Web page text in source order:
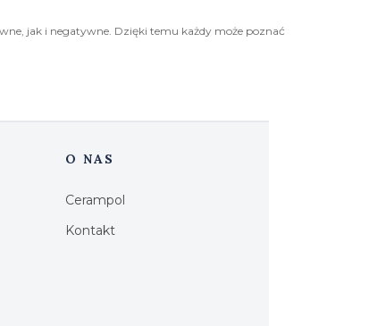
jak i negatywne. Dzięki temu każdy może poznać
O NAS
Cerampol
Kontakt